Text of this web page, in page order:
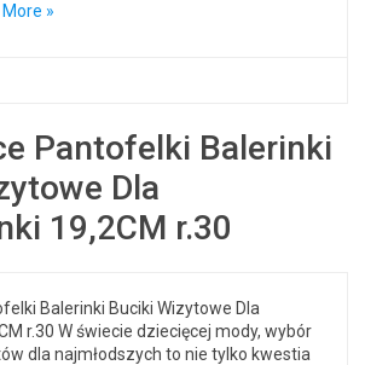
More »
Pantofelki Balerinki
Dla
19,2CM r.30
Balerinki Buciki Wizytowe Dla
r.30 W świecie dziecięcej mody, wybór
dla najmłodszych to nie tylko kwestia